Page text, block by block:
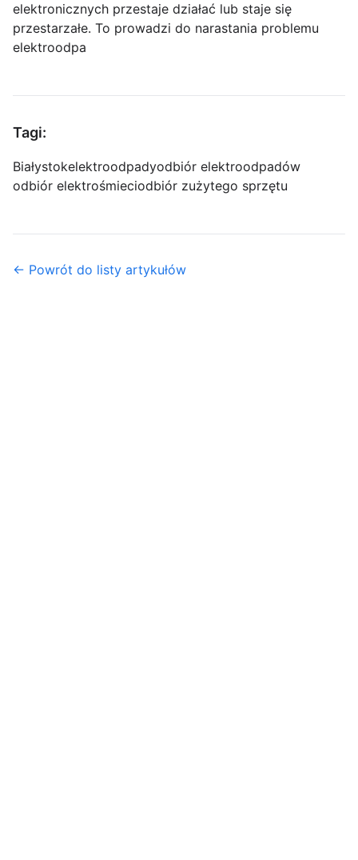
elektronicznych przestaje działać lub staje się
przestarzałe. To prowadzi do narastania problemu
elektroodpa
Tagi:
Białystokelektroodpadyodbiór elektroodpadów
odbiór elektrośmieciodbiór zużytego sprzętu
← Powrót do listy artykułów